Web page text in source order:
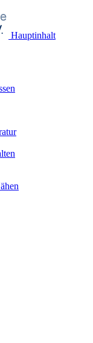
Hauptinhalt